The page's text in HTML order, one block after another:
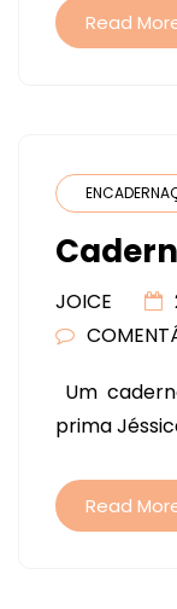
Read
JOICE
Um
prima
Read